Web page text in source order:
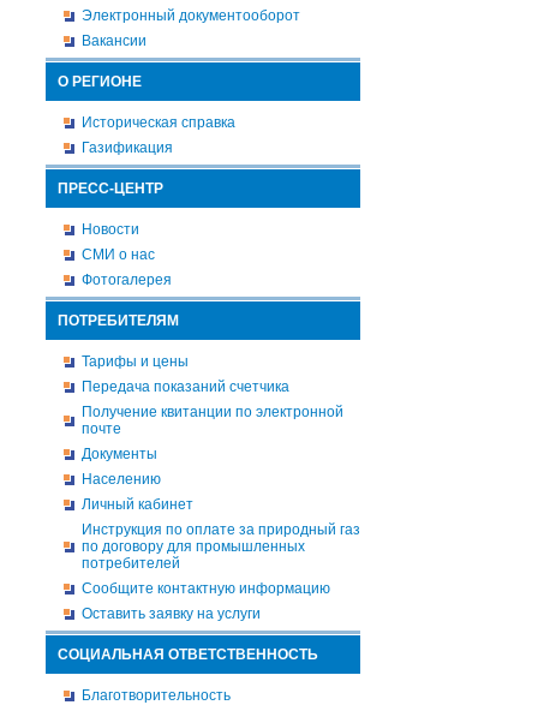
Электронный документооборот
Вакансии
О РЕГИОНЕ
Историческая справка
Газификация
ПРЕСС-ЦЕНТР
Новости
СМИ о нас
Фотогалерея
ПОТРЕБИТЕЛЯМ
Тарифы и цены
Передача показаний счетчика
Получение квитанции по электронной
почте
Документы
Населению
Личный кабинет
Инструкция по оплате за природный газ
по договору для промышленных
потребителей
Сообщите контактную информацию
Оставить заявку на услуги
СОЦИАЛЬНАЯ ОТВЕТСТВЕННОСТЬ
Благотворительность